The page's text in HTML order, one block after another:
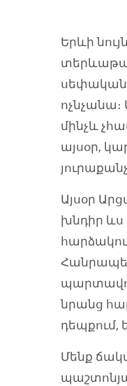
Երևի
սեփական
մինչև
այսօր,
Այսօր
խնդիր
նրանց
դեպքում,
Մենք